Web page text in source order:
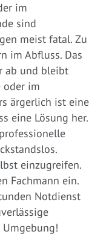
im
sind
meist fatal. Zu
im Abfluss. Das
ab und bleibt
oder im
ärgerlich ist eine
eine Lösung her.
einzugreifen.
Fachmann ein.
Notdienst